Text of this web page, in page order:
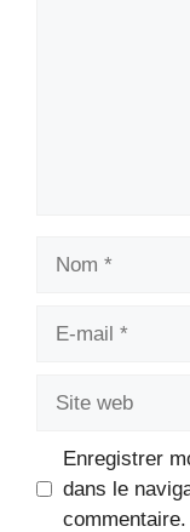
Enregistrer
dans le
commentaire.